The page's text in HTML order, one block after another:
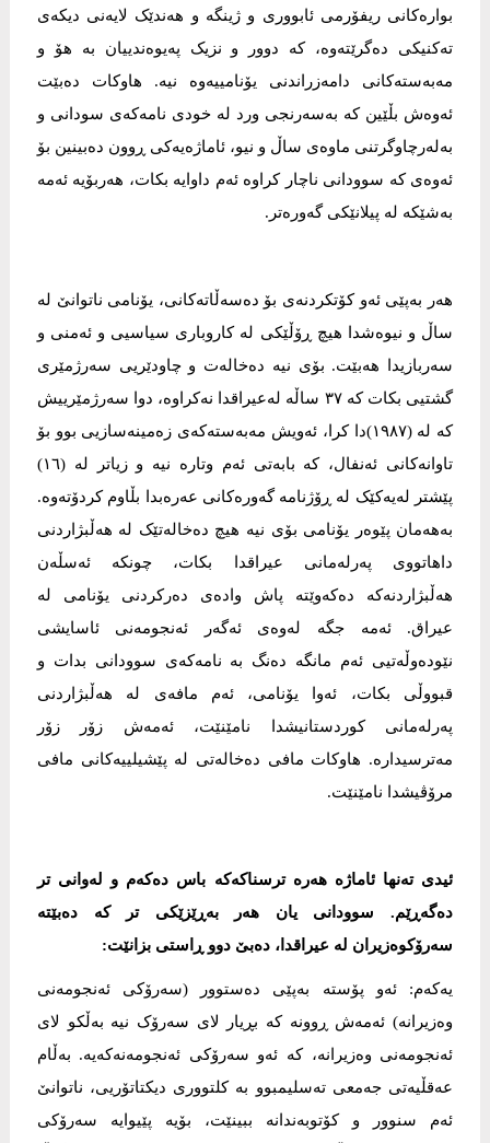
بوارەکانی ریفۆرمی ئابووری و ژینگە و هەندێک لایەنی دیکەی
تەکنیکی دەگرێتەوە، کە دوور و نزیک پەیوەندییان بە هۆ و
مەبەستەکانی دامەزراندنی یۆنامییەوە نیە. هاوکات دەبێت
ئەوەش بڵێین کە بەسەرنجی ورد لە خودی نامەکەی سودانی و
بەلەرچاوگرتنی ماوەی ساڵ و نیو، ئاماژەیەکی ڕوون دەبینین بۆ
ئەوەی کە سوودانی ناچار کراوە ئەم داوایە بکات، هەربۆیە ئەمە
بەشێکە لە پیلانێکی گەورەتر.
هەر بەپێی ئەو کۆتکردنەی بۆ دەسەڵاتەکانی، یۆنامی ناتوانێ لە
ساڵ و نیوەشدا هیچ ڕۆڵێکی لە کاروباری سیاسیی و ئەمنی و
سەربازیدا هەبێت. بۆی نیە دەخالەت و چاودێریی سەرژمێری
گشتیی بکات کە ٣٧ ساڵە لەعیراقدا نەکراوە، دوا سەرژمێرییش
کە لە (١٩٨٧)دا کرا، ئەویش مەبەستەکەی زەمینەسازیی بوو بۆ
تاوانەکانی ئەنفال، کە بابەتی ئەم وتارە نیە و زیاتر لە (١٦)
پێشتر لەیەکێک لە ڕۆژنامە گەورەکانی عەرەبدا بڵاوم کردۆتەوە.
بەهەمان پێوەر یۆنامی بۆی نیە هیچ دەخالەتێک لە هەڵبژاردنی
داهاتووی پەرلەمانی عیراقدا بکات، چونکە ئەسڵەن
هەڵبژاردنەکە دەکەوێتە پاش وادەی دەرکردنی یۆنامی لە
عیراق. ئەمە جگە لەوەی ئەگەر ئەنجومەنی ئاسایشی
نێودەوڵەتیی ئەم مانگە دەنگ بە نامەکەی سوودانی بدات و
قبووڵی بکات، ئەوا یۆنامی، ئەم مافەی لە هەڵبژاردنی
پەرلەمانی کوردستانیشدا نامێنێت، ئەمەش زۆر زۆر
مەترسیدارە. هاوکات مافی دەخالەتی لە پێشیلییەکانی مافی
مرۆڤیشدا نامێنێت.
ئیدی تەنها ئاماژە هەرە ترسناکەکە باس دەکەم و لەوانی تر
دەگەڕێم. سوودانی یان هەر بەڕێزێکی تر کە دەبێتە
سەرۆکوەزیران لە عیراقدا، دەبێ دوو ڕاستی بزانێت:
یەکەم: ئەو پۆستە بەپێی دەستوور (سەرۆکی ئەنجومەنی
وەزیرانە) ئەمەش ڕوونە کە بڕیار لای سەرۆک نیە بەڵکو لای
ئەنجومەنی وەزیرانە، کە ئەو سەرۆکی ئەنجومەنەکەیە. بەڵام
عەقڵیەتی جەمعی تەسلیمبوو بە کلتووری دیکتاتۆریی، ناتوانێ
ئەم سنوور و کۆتوبەندانە ببینێت، بۆیە پێیوایە سەرۆکی